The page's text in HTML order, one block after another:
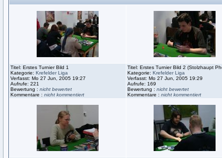
Titel: Erstes Turnier Bild 1
Kategorie: Krefelder Liga
Verfasst: Mo 27 Jun, 2005 19:27
Aufrufe: 221
Bewertung : nicht bewertet
Kommentare : nicht kommentiert
Titel: Erstes Turnier Bild 2 (Stolzhaupt
Kategorie: Krefelder Liga
Verfasst: Mo 27 Jun, 2005 19:29
Aufrufe: 169
Bewertung : nicht bewertet
Kommentare : nicht kommentiert